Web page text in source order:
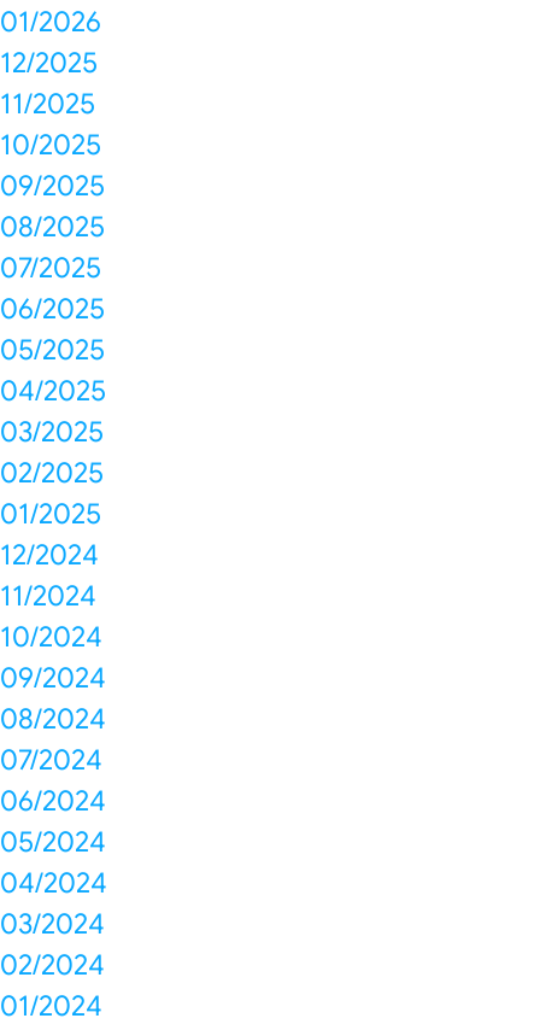
01/2026
12/2025
11/2025
10/2025
09/2025
08/2025
07/2025
06/2025
05/2025
04/2025
03/2025
02/2025
01/2025
12/2024
11/2024
10/2024
09/2024
08/2024
07/2024
06/2024
05/2024
04/2024
03/2024
02/2024
01/2024